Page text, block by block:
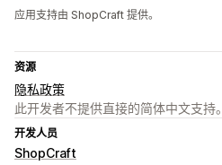
应用支持由 ShopCraft 提供。
资源
隐私政策
此开发者不提供直接的简体中文支持。
开发人员
ShopCraft